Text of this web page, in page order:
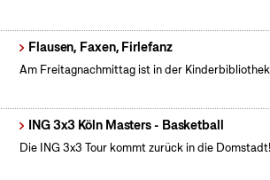
Flausen, Faxen, Firlefanz
Am Freitagnachmittag ist in der
ING 3x3 Köln Masters - Basketball
Die ING 3x3 Tour kommt zurück in die Domstadt!